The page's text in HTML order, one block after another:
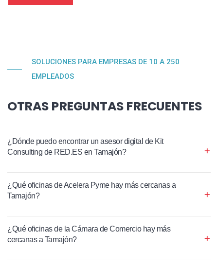
SOLUCIONES PARA EMPRESAS DE 10 A 250
EMPLEADOS
OTRAS PREGUNTAS FRECUENTES
¿Dónde puedo encontrar un asesor digital de Kit
Consulting de RED.ES en Tamajón?
¿Qué oficinas de Acelera Pyme hay más cercanas a
Tamajón?
¿Qué oficinas de la Cámara de Comercio hay más
cercanas a Tamajón?